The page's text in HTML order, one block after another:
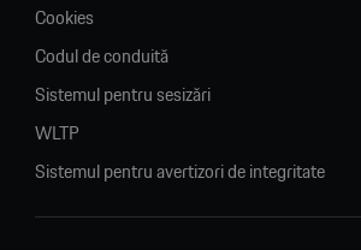
Cookies
Codul de conduită
Sistemul pentru sesizări
WLTP
Sistemul pentru avertizori de integritate